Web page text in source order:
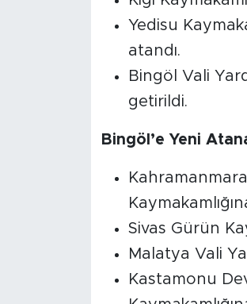
Yedisu
atandı.
Bingöl Vali
getirildi.
Bingöl’e Yeni
Sivas Gürün
Malatya Vali
Kastamonu